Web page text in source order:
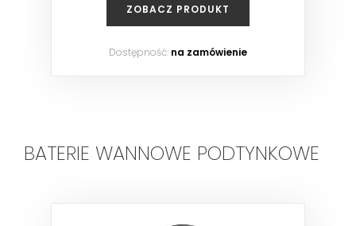
ZOBACZ PRODUKT
Dostępność: na zamówienie
BATERIE WANNOWE PODTYNKOWE